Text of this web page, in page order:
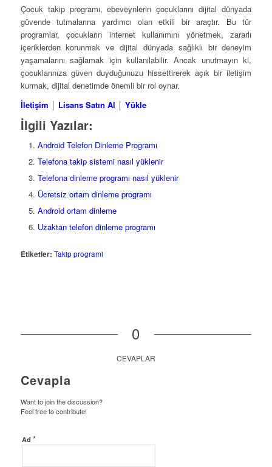
Çocuk takip programı, ebeveynlerin çocuklarını dijital dünyada
güvende tutmalarına yardımcı olan etkili bir araçtır. Bu tür
programlar, çocukların internet kullanımını yönetmek, zararlı
içeriklerden korunmak ve dijital dünyada sağlıklı bir deneyim
yaşamalarını sağlamak için kullanılabilir. Ancak unutmayın ki,
çocuklarınıza güven duyduğunuzu hissettirerek açık bir iletişim
kurmak, dijital denetimde önemli bir rol oynar.
İletişim
Lisans Satın Al Yükle
İlgili Yazılar:
Android Telefon Dinleme Programı
Telefona takip sistemi nasıl yüklenir
Telefona dinleme programı nasıl yüklenir
Ücretsiz ortam dinleme programı
Android ortam dinleme
Uzaktan telefon dinleme programı
Etiketler: Takip programi
0
CEVAPLAR
Cevapla
Want to join the discussion?
Feel free to contribute!
Ad *